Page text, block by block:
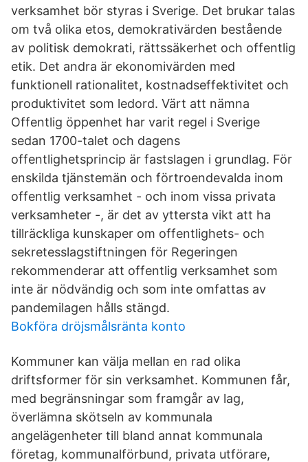
verksamhet bör styras i Sverige. Det brukar talas
om två olika etos, demokrativärden bestående
av politisk demokrati, rättssäkerhet och offentlig
etik. Det andra är ekonomivärden med
funktionell rationalitet, kostnadseffektivitet och
produktivitet som ledord. Värt att nämna
Offentlig öppenhet har varit regel i Sverige
sedan 1700-talet och dagens
offentlighetsprincip är fastslagen i grundlag. För
enskilda tjänstemän och förtroendevalda inom
offentlig verksamhet - och inom vissa privata
verksamheter -, är det av yttersta vikt att ha
tillräckliga kunskaper om offentlighets- och
sekretesslagstiftningen för Regeringen
rekommenderar att offentlig verksamhet som
inte är nödvändig och som inte omfattas av
pandemilagen hålls stängd.
Bokföra dröjsmålsränta konto
Kommuner kan välja mellan en rad olika
driftsformer för sin verksamhet. Kommunen får,
med begränsningar som framgår av lag,
överlämna skötseln av kommunala
angelägenheter till bland annat kommunala
företag, kommunalförbund, privata utförare,